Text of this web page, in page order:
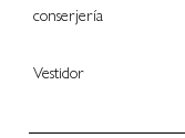
conserjería
Vestidor